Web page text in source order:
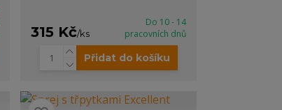
315 Kč/ks
Do 10 - 14
pracovních dnů
Přidat do košíku